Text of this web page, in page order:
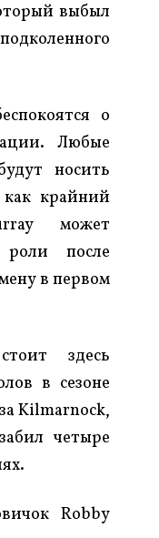
выбыл
о
Любые
носить
как крайний
может
роли после
в первом
здесь
в сезоне
Kilmarnock,
четыре
Robby